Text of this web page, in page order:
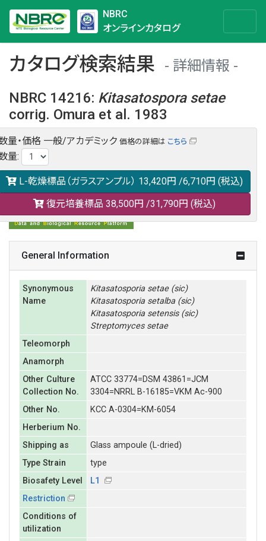
NBRC
オンラインカタログ
カタログ検索結果
詳細情報
NBRC 14216: Kitasatospora setae
corrig. Omura et al. 1983
NBRC 14216の情報や関連データは以下のバナー(DBRP)か
らご覧ください。
日本語での検索も可能です。
量・価格 一般/アカデミック 価格の詳細は こちら
量:
L-乾燥標品（ガラスアンプル） 13,420円 /6,710円 (税込)
復元培養標品 38,500円 /31,790円 (税込)
General Information
Synonymous
Name
Kitasatosporia setae (sic)
Kitasatosporia setalba (sic)
Kitasatosporia setensis (sic)
Streptomyces setae
Teleomorph
Anamorph
Other Culture
Collection No.
ATCC 33774=DSM 43861=JCM
3304=NRRL B-16185=VKM Ac-900
Other No.
KCC A-0304=KM-6054
Herberium No.
Shipping as
Glass ampoule (L-dried)
Type Strain
type
Biosafety Level
L1
Restriction
Conditions of
utilization